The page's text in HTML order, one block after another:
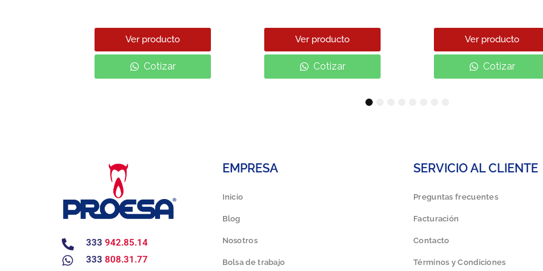
Ver producto
Cotizar
Ver producto
Cotizar
Ver producto
Cotizar
4
333 942.85.14
333 808.31.77
EMPRESA
Inicio
Blog
Nosotros
Bolsa de trabajo
SERVICIO AL CLIENTE
Preguntas frecuentes
Facturación
Contacto
Términos y Condiciones